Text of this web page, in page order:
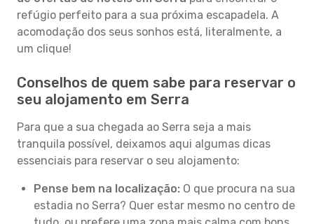
refúgio perfeito para a sua próxima escapadela. A
acomodação dos seus sonhos está, literalmente, a
um clique!
Conselhos de quem sabe para reservar o
seu alojamento em Serra
Para que a sua chegada ao Serra seja a mais
tranquila possível, deixamos aqui algumas dicas
essenciais para reservar o seu alojamento:
Pense bem na localização: O que procura na sua
estadia no Serra? Quer estar mesmo no centro de